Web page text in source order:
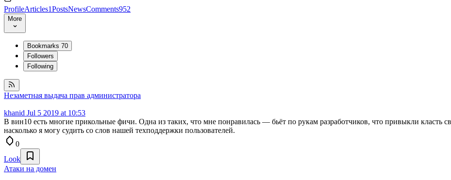
ProfileArticles1PostsNewsComments952
More
Bookmarks 70
Followers
Following
Незаметная выдача прав администратора
khanid Jul 5 2019 at 10:53
В вин10 есть многие прикольные фичи. Одна из таких, что мне понравилась — бьёт по рукам разработчиков, что привыкли класть
насколько я могу судить со слов нашей техподдержки пользователей.
0
Look
Атаки на домен